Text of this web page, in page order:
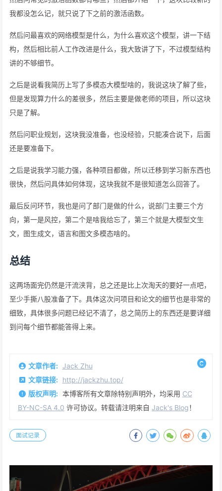
我都没怎么记，就只说了下之前的激活函数。
然后问最喜欢的网络模型是什么，为什么喜欢这个模型，讲一下结
构，然后相比前人工作改进是什么，我大致讲了下，不过模型结构
讲的不够细节。
之后是说看我简历上写了多模态大模型啥的，我说这块了解了些，
但是发现算力什么的差很多，然后主要是做老师的项目，所以这块
只是了解。
然后问职业规划，这块我没准备，也没经验，只能凑合说下，后面
还是要准备下。
之后是说我学习能力强，各种项目都做，所以迁移到学习新东西也
很快，然后问具体如何体现，这块我就不是很知道怎么回答了。
最后反问环节，我也是问了部门是做的什么，说部门主要三个方
向，第一是风控，第二个是啥我给忘了，第三个就是大模型文生
文，图生成文，语言和图文多模态啥的。
总结
这两场面完仍然是汗流浃背，总之还是比上次淘天的要好一点吧，
至少手撕八股准备了下。具体这次问项目和论文的细节也是非常的
细致，具体很多问题已经记不清了，总之简历上的东西还是要详细
到问每个细节都能答得上来。
文章作者: Jack Zhu
文章链接: http://jackzhu.top/
版权声明: 本博客所有文章除特别声明外，均采用 CC
BY-NC-SA 4.0 许可协议。转载请注明来自 Jack's Blog！
面试记录